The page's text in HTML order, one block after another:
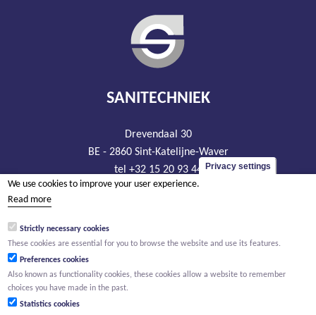
SANITECHNIEK
Drevendaal 30
BE - 2860 Sint-Katelijne-Waver
tel +32 15 20 93 44
info@sanitechniek.be
RLP Antwerp, department Mechelen
Privacy settings
We use cookies to improve your user experience.
Read more
Strictly necessary cookies
These cookies are essential for you to browse the website and use its features.
Preferences cookies
Also known as functionality cookies, these cookies allow a website to remember
choices you have made in the past.
Statistics cookies